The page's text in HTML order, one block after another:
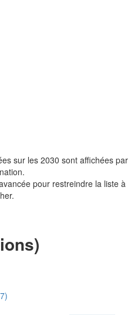
sur les 2030 sont affichées par
pour restreindre la liste à